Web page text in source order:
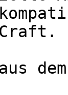
dem